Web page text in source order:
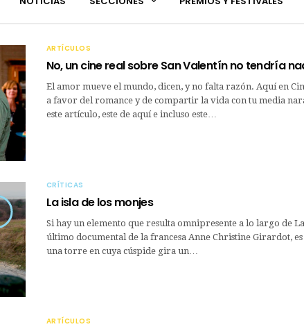
ARTÍCULOS
No, un cine real sobre San Valentín no tendría
El amor mueve el mundo, dicen, y no falta razón. Aquí en
a favor del romance y de compartir la vida con tu media
este artículo, este de aquí e incluso este…
CRÍTICAS
La isla de los monjes
Si hay un elemento que resulta omnipresente a lo largo de
último documental de la francesa Anne Christine Girardot,
una torre en cuya cúspide gira un…
ARTÍCULOS